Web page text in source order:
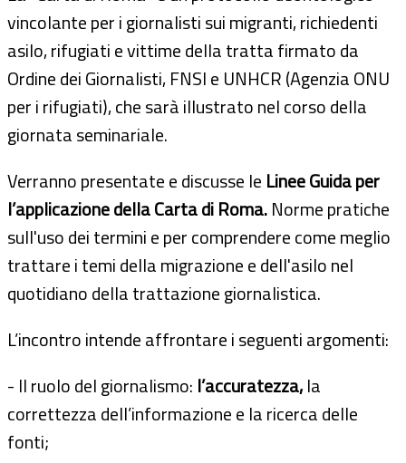
vincolante per i giornalisti sui migranti, richiedenti
asilo, rifugiati e vittime della tratta firmato da
Ordine dei Giornalisti, FNSI e UNHCR (Agenzia ONU
per i rifugiati), che sarà illustrato nel corso della
giornata seminariale.
Verranno presentate e discusse le Linee Guida per
l’applicazione della Carta di Roma.Norme pratiche
sull'uso dei termini e per comprendere come meglio
trattare i temi della migrazione e dell'asilo nel
quotidiano della trattazione giornalistica.
L’incontro intende affrontare i seguenti argomenti:
- Il ruolo del giornalismo: l’accuratezza,la
correttezza dell’informazione e la ricerca delle
fonti;